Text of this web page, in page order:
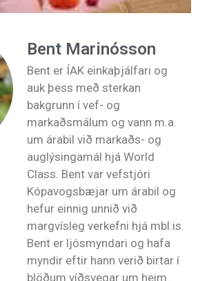
Bent Marinósson
Bent er ÍAK einkaþjálfari og
auk þess með sterkan
bakgrunn í vef- og
markaðsmálum og vann m.a.
um árabil við markaðs- og
auglýsingamál hjá World
Class. Bent var vefstjóri
Kópavogsbæjar um árabil og
hefur einnig unnið við
margvísleg verkefni hjá mbl.is.
Bent er ljósmyndari og hafa
myndir eftir hann verið birtar í
blöðum víðsvegar um heim.